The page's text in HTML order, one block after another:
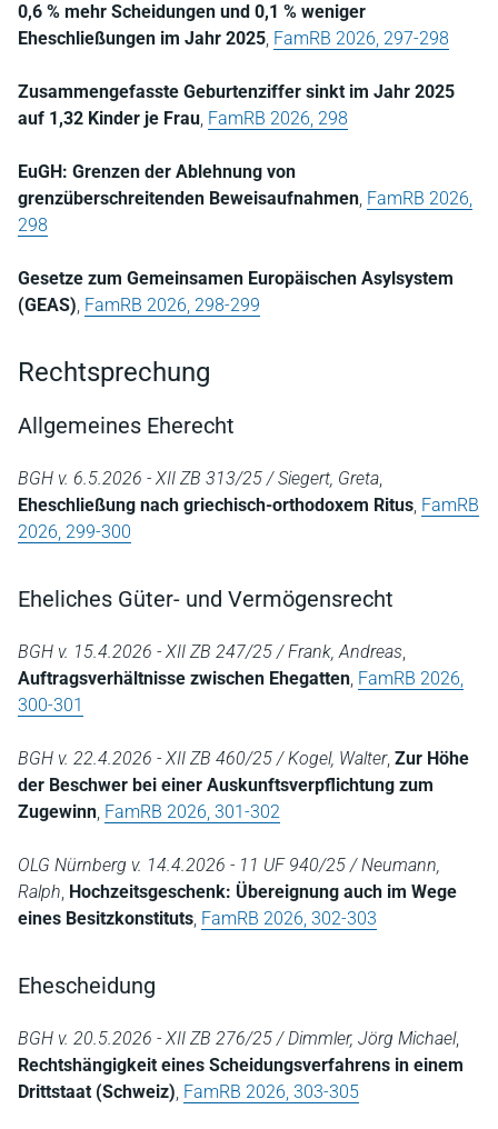
0,6 % mehr Scheidungen und 0,1 % weniger
Eheschließungen im Jahr 2025, FamRB 2026, 297-298
Zusammengefasste Geburtenziffer sinkt im Jahr 2025
auf 1,32 Kinder je Frau, FamRB 2026, 298
EuGH: Grenzen der Ablehnung von
grenzüberschreitenden Beweisaufnahmen, FamRB 2026,
298
Gesetze zum Gemeinsamen Europäischen Asylsystem
(GEAS), FamRB 2026, 298-299
Rechtsprechung
Allgemeines Eherecht
BGH v. 6.5.2026 - XII ZB 313/25 / Siegert, Greta,
Eheschließung nach griechisch-orthodoxem Ritus, FamRB
2026, 299-300
Eheliches Güter- und Vermögensrecht
BGH v. 15.4.2026 - XII ZB 247/25 / Frank, Andreas,
Auftragsverhältnisse zwischen Ehegatten, FamRB 2026,
300-301
BGH v. 22.4.2026 - XII ZB 460/25 / Kogel, Walter, Zur Höhe
der Beschwer bei einer Auskunftsverpflichtung zum
Zugewinn, FamRB 2026, 301-302
OLG Nürnberg v. 14.4.2026 - 11 UF 940/25 / Neumann,
Ralph, Hochzeitsgeschenk: Übereignung auch im Wege
eines Besitzkonstituts, FamRB 2026, 302-303
Ehescheidung
BGH v. 20.5.2026 - XII ZB 276/25 / Dimmler, Jörg Michael,
Rechtshängigkeit eines Scheidungsverfahrens in einem
Drittstaat (Schweiz), FamRB 2026, 303-305